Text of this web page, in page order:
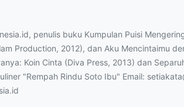
penulis buku Kumpulan Puisi
Production, 2012), dan Aku Mencintaimu
Koin Cinta (Diva Press, 2013) dan
"Rempah Rindu Soto Ibu" Email: